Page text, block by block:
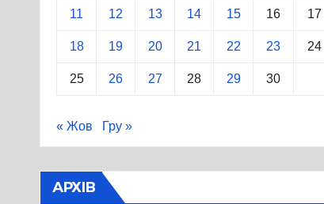
11 12 13 14 15 16 17
18 19 20 21 22 23 24
25 26 27 28 29 30
« Жов Гру »
АРХІВ